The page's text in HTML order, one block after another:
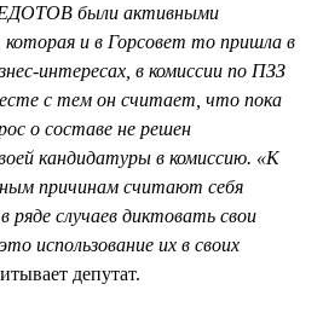
были активными
которая и в Горсовет то пришла в
интересах, в комиссии по ПЗЗ
с тем он считает, что пока
о составе не решен
кандидатуры в комиссию. «К
причинам считают себя
случаев диктовать свои
использование их в своих
депутат.